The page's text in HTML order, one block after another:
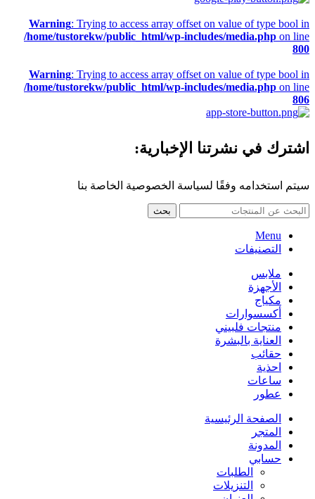
Warning: Trying to access array offset on value of type bool in
/home/tustorekw/public_html/wp-includes/media.php on line
800
Warning: Trying to access array offset on value of type bool in
/home/tustorekw/public_html/wp-includes/media.php on line
806
اشترك في نشرتنا الإخبارية:
سيتم استخدامه وفقًا لسياسة الخصوصية الخاصة بنا
بحث
Menu
التصنيفات
ملابس
الأجهزة
مكياج
أكسسوارات
منتجات فلبيني
العناية بالبشرة
حقائب
احذية
ساعات
عطور
الصفحة الرئيسية
المتجر
المدونة
حسابي
الطلبات
التنزيلات